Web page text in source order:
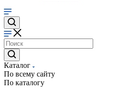
Каталог
По всему сайту
По каталогу